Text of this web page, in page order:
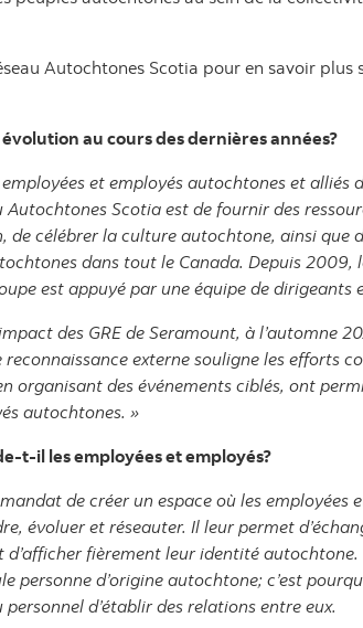
Autochtones Scotia pour en savoir plus
au cours des dernières années?
et employés autochtones et alliés
Scotia est de fournir des
de célébrer la culture autochtone, ainsi que
dans tout le Canada. Depuis 2009,
est appuyé par une équipe de dirigeants
des GRE de Seramount, à l’automne
externe souligne les efforts
organisant des événements ciblés, ont
autochtones. »
t-il les employées et employés?
de créer un espace où les employées
évoluer et réseauter. Il leur permet
fièrement leur identité
personne d’origine autochtone; c’est
d’établir des relations entre eux.